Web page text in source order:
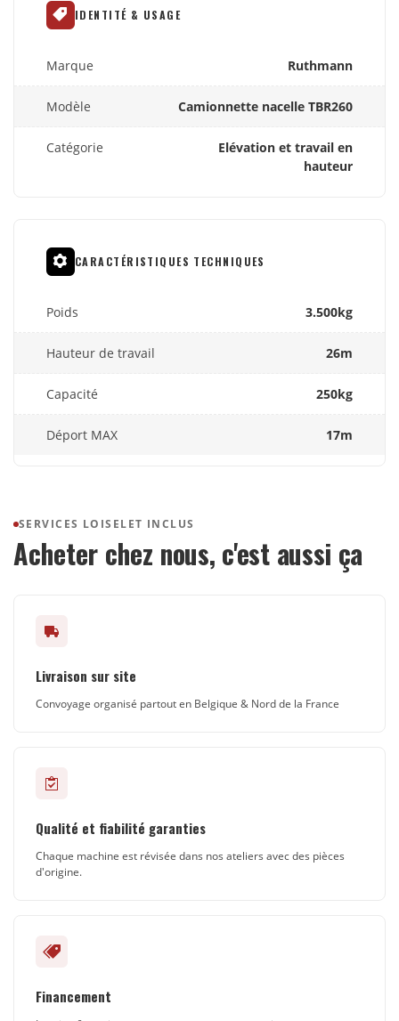
IDENTITÉ & USAGE
Marque Ruthmann
Modèle Camionnette nacelle TBR260
Catégorie
Elévation et travail en
hauteur
CARACTÉRISTIQUES TECHNIQUES
Poids 3.500kg
Hauteur de travail 26m
Capacité 250kg
Déport MAX 17m
SERVICES LOISELET INCLUS
Acheter chez nous, c'est aussi ça
Livraison sur site
Convoyage organisé partout en Belgique & Nord de la France
Qualité et fiabilité garanties
Chaque machine est révisée dans nos ateliers avec des pièces
d'origine.
Financement